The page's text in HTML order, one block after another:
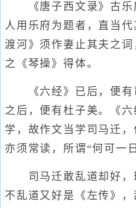
《唐子西文录》古乐
人用乐府为题者，直当代
渡河》须作妻止其夫之
之《琴操》得体。
《六经》已后，便有
之后，便有杜子美。《
学，故作文当学司马迁
亦须常读，所谓“何可一
司马迁敢乱道却好，
不乱道又好是《左传》